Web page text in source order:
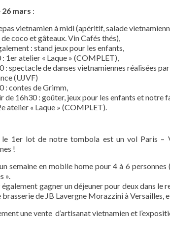
mars :
vietnamien à midi (apéritif, salade
coco et gâteaux. Vin Cafés thés),
: stand jeux pour les enfants,
: 1er atelier « Laque » (COMPLET),
: spectacle de danses vietnamiennes réalisées
(UJVF)
: contes de Grimm,
de 16h30 : goûter, jeux pour les enfants et notre
atelier « Laque » (COMPLET).
le 1er lot de notre tombola est un vol Paris –
!
semaine en mobile home pour 4 à 6
».
gagner un déjeuner pour deux dans le
de JB Lavergne Morazzini à Versailles,
une vente d’artisanat vietnamien et